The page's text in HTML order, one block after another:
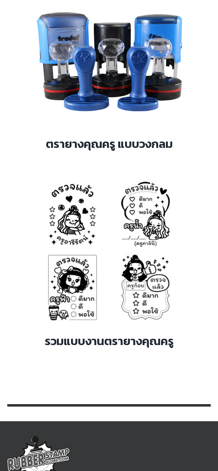
ตรายางคุณครู แบบวงกลม
รวมแบบงานตรายางคุณครู